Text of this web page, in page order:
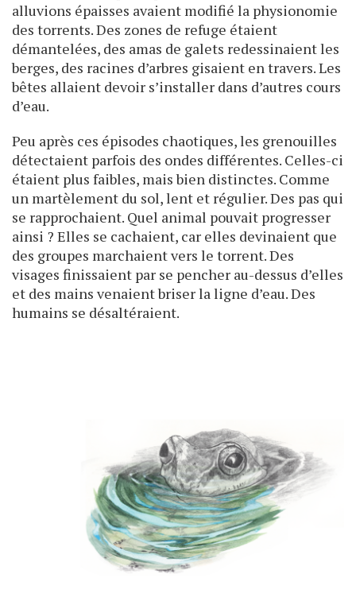
alluvions épaisses avaient modifié la physionomie
des torrents. Des zones de refuge étaient
démantelées, des amas de galets redessinaient les
berges, des racines d’arbres gisaient en travers. Les
bêtes allaient devoir s’installer dans d’autres cours
d’eau.
Peu après ces épisodes chaotiques, les grenouilles
détectaient parfois des ondes différentes. Celles-ci
étaient plus faibles, mais bien distinctes. Comme
un martèlement du sol, lent et régulier. Des pas qui
se rapprochaient. Quel animal pouvait progresser
ainsi ? Elles se cachaient, car elles devinaient que
des groupes marchaient vers le torrent. Des
visages finissaient par se pencher au-dessus d’elles
et des mains venaient briser la ligne d’eau. Des
humains se désaltéraient.